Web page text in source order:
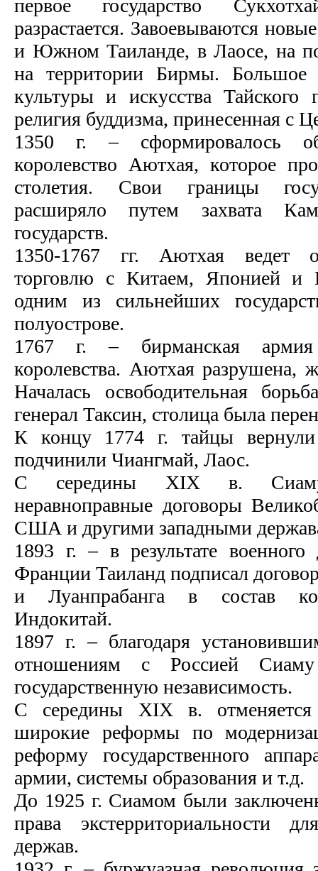
первое государство
разрастается. Завоевываются
и Южном Таиланде, в Лаосе, на
на территории Бирмы. Большое
культуры и искусства Тайского
религия буддизма, принесенная с
1350 г. – сформировалось
королевство Аютхая, которое
столетия. Свои границы
расширяло путем захвата
государств.
1350-1767 гг. Аютхая ведет
торговлю с Китаем, Японией и
одним из сильнейших
полуострове.
1767 г. – бирманская армия
королевства. Аютхая разрушена,
Началась освободительная
генерал Таксин, столица была
К концу 1774 г. тайцы вернули
подчинили Чиангмай, Лаос.
С середины ХIX в.
неравноправные договоры
США и другими западными
1893 г. – в результате
Франции Таиланд подписал
и Луанпрабанга в состав
Индокитай.
1897 г. – благодаря
отношениям с Россией Сиаму
государственную независимость.
С середины ХIX в. отменяется
широкие реформы по
реформу государственного
армии, системы образования и т.д.
До 1925 г. Сиамом были
права экстерриториальности
держав.